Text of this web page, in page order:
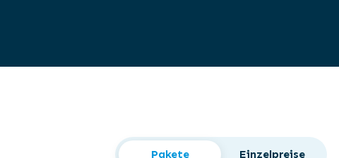
Pakete Einzelpreise